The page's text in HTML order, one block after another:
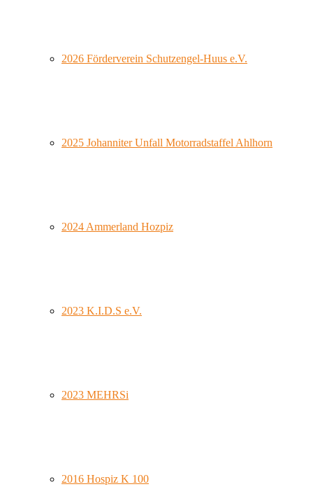
2026 Förderverein Schutzengel-Huus e.V.
2025 Johanniter Unfall Motorradstaffel Ahlhorn
2024 Ammerland Hozpiz
2023 K.I.D.S e.V.
2023 MEHRSi
2016 Hospiz K 100